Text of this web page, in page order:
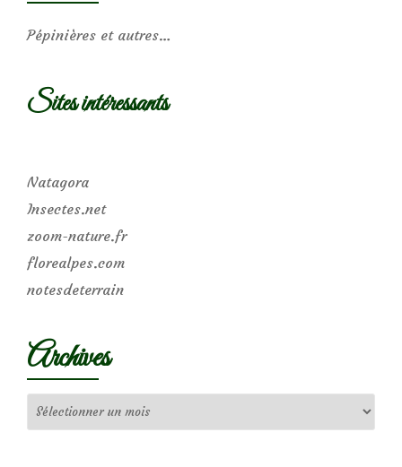
Pépinières et autres…
Sites intéressants
Natagora
Insectes.net
zoom-nature.fr
florealpes.com
notesdeterrain
Archives